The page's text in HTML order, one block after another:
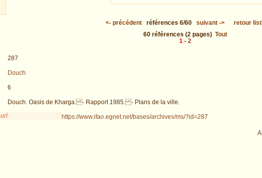
<- précédent références 6/60 suivant ->
retour
60 références (2 pages) Tout
1 - 2
287
Douch
6
Douch. Oasis de Kharga. - Rapport 1985. - Plans de la ville.
url
https://www.ifao.egnet.net/bases/archives/ms/?id=287